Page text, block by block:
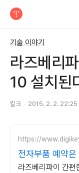
기술 이야기
라즈베리
10 설치된
킬크 2015. 2. 2. 22:25
https://
전자부품 예약은
상 무료배송,당
라즈베리파이 간편